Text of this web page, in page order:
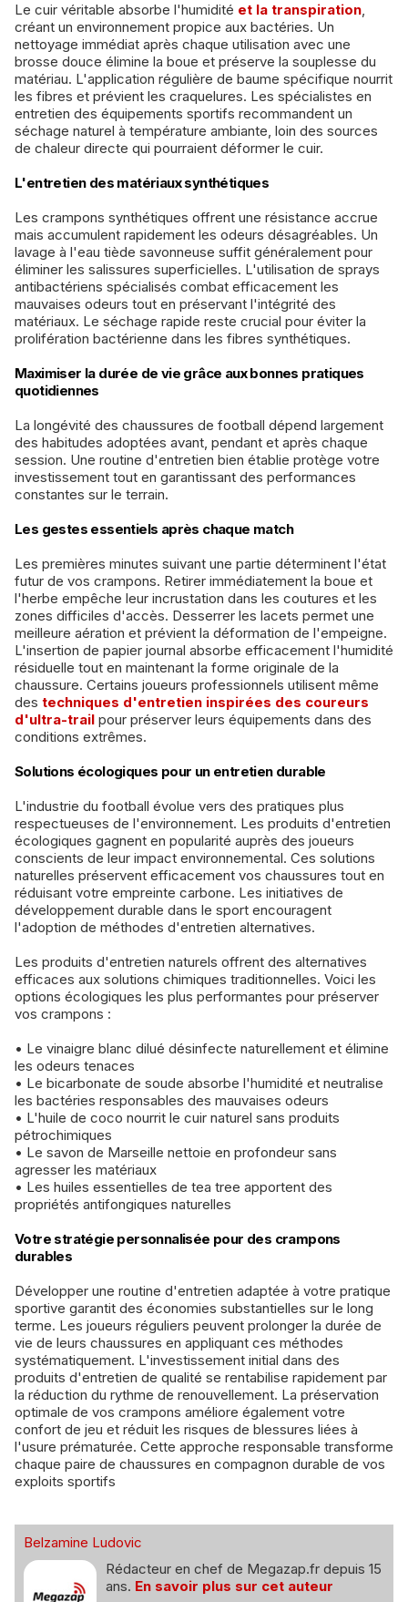
Le cuir véritable absorbe l'humidité et la transpiration,
créant un environnement propice aux bactéries. Un
nettoyage immédiat après chaque utilisation avec une
brosse douce élimine la boue et préserve la souplesse du
matériau. L'application régulière de baume spécifique nourrit
les fibres et prévient les craquelures. Les spécialistes en
entretien des équipements sportifs recommandent un
séchage naturel à température ambiante, loin des sources
de chaleur directe qui pourraient déformer le cuir.
L'entretien des matériaux synthétiques
Les crampons synthétiques offrent une résistance accrue
mais accumulent rapidement les odeurs désagréables. Un
lavage à l'eau tiède savonneuse suffit généralement pour
éliminer les salissures superficielles. L'utilisation de sprays
antibactériens spécialisés combat efficacement les
mauvaises odeurs tout en préservant l'intégrité des
matériaux. Le séchage rapide reste crucial pour éviter la
prolifération bactérienne dans les fibres synthétiques.
Maximiser la durée de vie grâce aux bonnes pratiques
quotidiennes
La longévité des chaussures de football dépend largement
des habitudes adoptées avant, pendant et après chaque
session. Une routine d'entretien bien établie protège votre
investissement tout en garantissant des performances
constantes sur le terrain.
Les gestes essentiels après chaque match
Les premières minutes suivant une partie déterminent l'état
futur de vos crampons. Retirer immédiatement la boue et
l'herbe empêche leur incrustation dans les coutures et les
zones difficiles d'accès. Desserrer les lacets permet une
meilleure aération et prévient la déformation de l'empeigne.
L'insertion de papier journal absorbe efficacement l'humidité
résiduelle tout en maintenant la forme originale de la
chaussure. Certains joueurs professionnels utilisent même
des techniques d'entretien inspirées des coureurs
d'ultra-trail pour préserver leurs équipements dans des
conditions extrêmes.
Solutions écologiques pour un entretien durable
L'industrie du football évolue vers des pratiques plus
respectueuses de l'environnement. Les produits d'entretien
écologiques gagnent en popularité auprès des joueurs
conscients de leur impact environnemental. Ces solutions
naturelles préservent efficacement vos chaussures tout en
réduisant votre empreinte carbone. Les initiatives de
développement durable dans le sport encouragent
l'adoption de méthodes d'entretien alternatives.
Les produits d'entretien naturels offrent des alternatives
efficaces aux solutions chimiques traditionnelles. Voici les
options écologiques les plus performantes pour préserver
vos crampons :
• Le vinaigre blanc dilué désinfecte naturellement et élimine
les odeurs tenaces
• Le bicarbonate de soude absorbe l'humidité et neutralise
les bactéries responsables des mauvaises odeurs
• L'huile de coco nourrit le cuir naturel sans produits
pétrochimiques
• Le savon de Marseille nettoie en profondeur sans
agresser les matériaux
• Les huiles essentielles de tea tree apportent des
propriétés antifongiques naturelles
Votre stratégie personnalisée pour des crampons
durables
Développer une routine d'entretien adaptée à votre pratique
sportive garantit des économies substantielles sur le long
terme. Les joueurs réguliers peuvent prolonger la durée de
vie de leurs chaussures en appliquant ces méthodes
systématiquement. L'investissement initial dans des
produits d'entretien de qualité se rentabilise rapidement par
la réduction du rythme de renouvellement. La préservation
optimale de vos crampons améliore également votre
confort de jeu et réduit les risques de blessures liées à
l'usure prématurée. Cette approche responsable transforme
chaque paire de chaussures en compagnon durable de vos
exploits sportifs
Belzamine Ludovic
Rédacteur en chef de Megazap.fr depuis 15
ans. En savoir plus sur cet auteur